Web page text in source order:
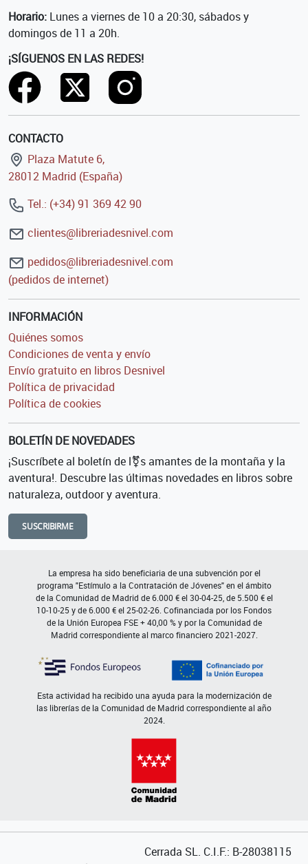
Horario: Lunes a viernes de 10 a 20:30, sábados y
domingos de 11 a 20h.
¡SÍGUENOS EN LAS REDES!
CONTACTO
Plaza Matute 6,
28012 Madrid (España)
Tel.: (+34) 91 369 42 90
clientes@libreriadesnivel.com
pedidos@libreriadesnivel.com
(pedidos de internet)
INFORMACIÓN
Quiénes somos
Condiciones de venta y envío
Envío gratuito en libros Desnivel
Política de privacidad
Política de cookies
BOLETÍN DE NOVEDADES
¡Suscríbete al boletín de l⚧s amantes de la montaña y la
aventura!. Descubre las últimas novedades en libros sobre
naturaleza, outdoor y aventura.
SUSCRIBIRME
La empresa ha sido beneficiaria de una subvención por el
programa "Estímulo a la Contratación de Jóvenes" en el ámbito
de la Comunidad de Madrid de 6.000 € el 30-04-25, de 5.500 € el
10-10-25 y de 6.000 € el 25-02-26. Cofinanciada por los Fondos
de la Unión Europea FSE + 40,00 % y por la Comunidad de
Madrid correspondiente al marco financiero 2021-2027.
Esta actividad ha recibido una ayuda para la modernización de
las librerías de la Comunidad de Madrid correspondiente al año
2024.
Cerrada SL. C.I.F.: B-28038115